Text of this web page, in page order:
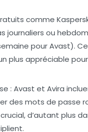
comme
journaliers ou
pour Avast).
plus appréciable
: Avast et Avira
des mots de passe
d’autant plus